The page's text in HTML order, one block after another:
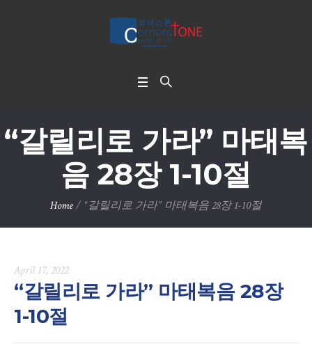
“갈릴리로 가라” 마태복
음 28장 1-10절
Home/ “갈릴리로 가라” 마태복음 28장 1-10절
April 17, 2022
“갈릴리로 가라” 마태복음 28장
1-10절